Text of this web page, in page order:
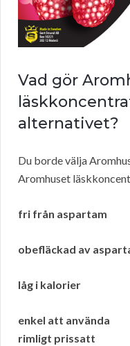
Vad gör
alternativet?
Du borde välja
Aromhuset
fri från aspartam
obefläckad av
låg i kalorier
enkel att använda
rimligt prissatt